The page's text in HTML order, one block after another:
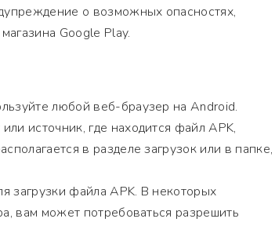
о возможных опасностях,
Google Play.
любой веб-браузер на Android.
источник, где находится файл APK,
в разделе загрузок или в папке,
загрузки файла APK. В некоторых
вам может потребоваться разрешить